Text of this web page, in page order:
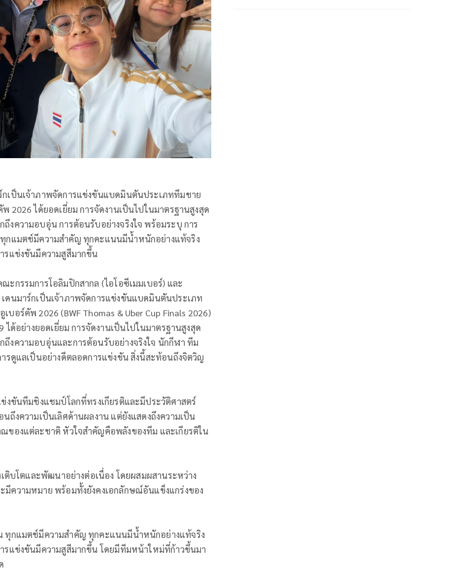
เป็นเจ้าภาพจัดการแข่งขันแบดมินตันประเภททีมชาย
2026 ได้ยอดเยี่ยม การจัดงานเป็นไปในมาตรฐานสูงสุด
ถึงความอบอุ่น การต้อนรับอย่างจริงใจ พร้อมระบุ การ
ทุกแมตช์มีความสำคัญ ทุกคะแนนมีน้ำหนักอย่างแท้จริง
รแข่งขันมีความสูสีมากขึ้น
กรรมการโอลิมปิกสากล (ไอโอซีเมมเบอร์) และ
ดนมาร์กเป็นเจ้าภาพจัดการแข่งขันแบดมินตันประเภท
บอร์คัพ 2026 (BWF Thomas & Uber Cup Finals 2026)
ด้อย่างยอดเยี่ยม การจัดงานเป็นไปในมาตรฐานสูงสุด
ถึงความอบอุ่นและการต้อนรับอย่างจริงใจ นักกีฬา ทีม
รดูแลเป็นอย่างดีตลอดการแข่งขัน สิ่งนี้สะท้อนถึงจิตวิญ
ข่งขันทีมชิงแชมป์โลกที่ทรงเกียรติและมีประวัติศาสตร์
ถึงความเป็นเลิศด้านผลงาน แต่ยังแสดงถึงความเป็น
ของแต่ละชาติ หัวใจสำคัญคือพลังของทีม และเกียรติใน
ติบโตและพัฒนาอย่างต่อเนื่อง โดยผสมผสานระหว่าง
มีความหมาย พร้อมทั้งยังคงเอกลักษณ์อันแข็งแกร่งของ
ทุกแมตช์มีความสำคัญ ทุกคะแนนมีน้ำหนักอย่างแท้จริง
รแข่งขันมีความสูสีมากขึ้น โดยมีทีมหน้าใหม่ที่ก้าวขึ้นมา